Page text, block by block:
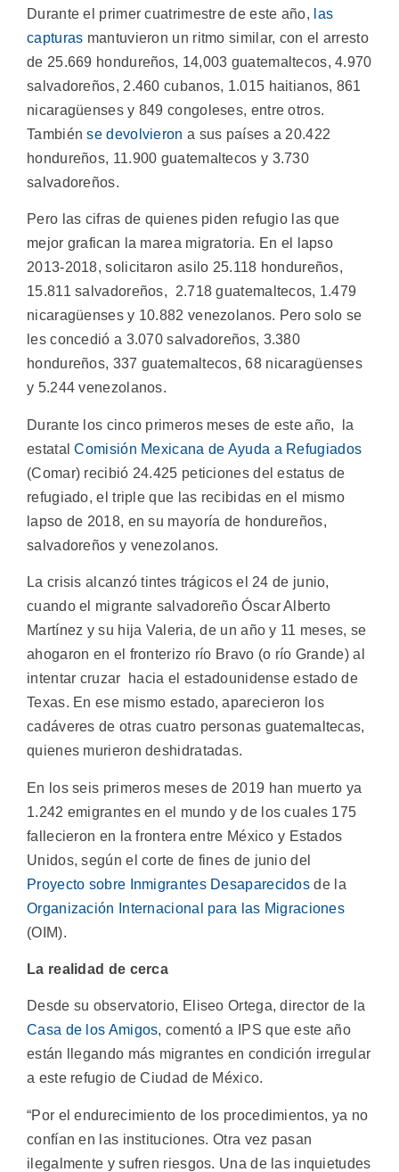
Durante el primer cuatrimestre de este año, las
capturas mantuvieron un ritmo similar, con el arresto
de 25.669 hondureños, 14,003 guatemaltecos, 4.970
salvadoreños, 2.460 cubanos, 1.015 haitianos, 861
nicaragüenses y 849 congoleses, entre otros.
Tambiénse devolvieron a sus países a 20.422
hondureños, 11.900 guatemaltecos y 3.730
salvadoreños.
Pero las cifras de quienes piden refugio las que
mejor grafican la marea migratoria. En el lapso
2013-2018, solicitaron asilo 25.118 hondureños,
15.811 salvadoreños, 2.718 guatemaltecos, 1.479
nicaragüenses y 10.882 venezolanos. Pero solo se
les concedió a 3.070 salvadoreños, 3.380
hondureños, 337 guatemaltecos, 68 nicaragüenses
y 5.244 venezolanos.
Durante los cinco primeros meses de este año, la
estatalComisión Mexicana de Ayuda a Refugiados
(Comar) recibió 24.425 peticiones del estatus de
refugiado, el triple que las recibidas en el mismo
lapso de 2018, en su mayoría de hondureños,
salvadoreños y venezolanos.
La crisis alcanzó tintes trágicos el 24 de junio,
cuando el migrante salvadoreño Óscar Alberto
Martínez y su hija Valeria, de un año y 11 meses, se
ahogaron en el fronterizo río Bravo (o río Grande) al
intentar cruzar hacia el estadounidense estado de
Texas. En ese mismo estado, aparecieron los
cadáveres de otras cuatro personas guatemaltecas,
quienes murieron deshidratadas.
En los seis primeros meses de 2019 han muerto ya
1.242 emigrantes en el mundo y de los cuales 175
fallecieron en la frontera entre México y Estados
Unidos, según el corte de fines de junio del
Proyecto sobre Inmigrantes Desaparecidos de la
Organización Internacional para las Migraciones
(OIM).
La realidad de cerca
Desde su observatorio, Eliseo Ortega, director de la
Casa de los Amigos, comentó a IPS que este año
están llegando más migrantes en condición irregular
a este refugio de Ciudad de México.
“Por el endurecimiento de los procedimientos, ya no
confían en las instituciones. Otra vez pasan
ilegalmente y sufren riesgos. Una de las inquietudes